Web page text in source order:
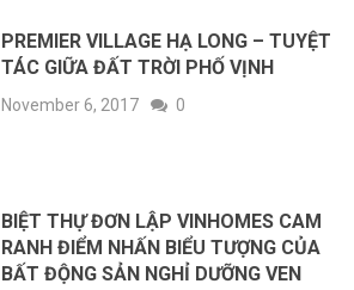
PREMIER VILLAGE HẠ LONG – TUYỆT
TÁC GIỮA ĐẤT TRỜI PHỐ VỊNH
November 6, 2017 0
BIỆT THỰ ĐƠN LẬP VINHOMES CAM
RANH ĐIỂM NHẤN BIỂU TƯỢNG CỦA
BẤT ĐỘNG SẢN NGHỈ DƯỠNG VEN